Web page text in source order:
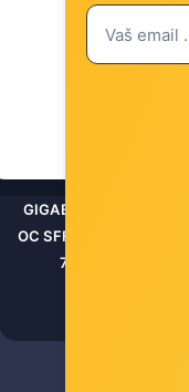
GIGABYTE Video Card
OC SFF 12G (12GB
750W, 16Pin